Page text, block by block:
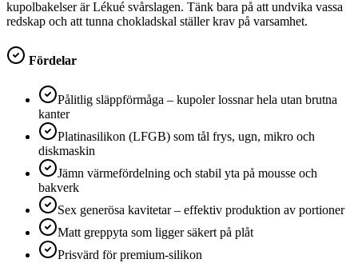
kupolbakelser är Lékué svårslagen. Tänk bara på att undvika vassa
redskap och att tunna chokladskal ställer krav på varsamhet.
Fördelar
Pålitlig släppförmåga – kupoler lossnar hela utan brutna
kanter
Platinasilikon (LFGB) som tål frys, ugn, mikro och
diskmaskin
Jämn värmefördelning och stabil yta på mousse och
bakverk
Sex generösa kavitetar – effektiv produktion av portioner
Matt greppyta som ligger säkert på plåt
Prisvärd för premium-silikon